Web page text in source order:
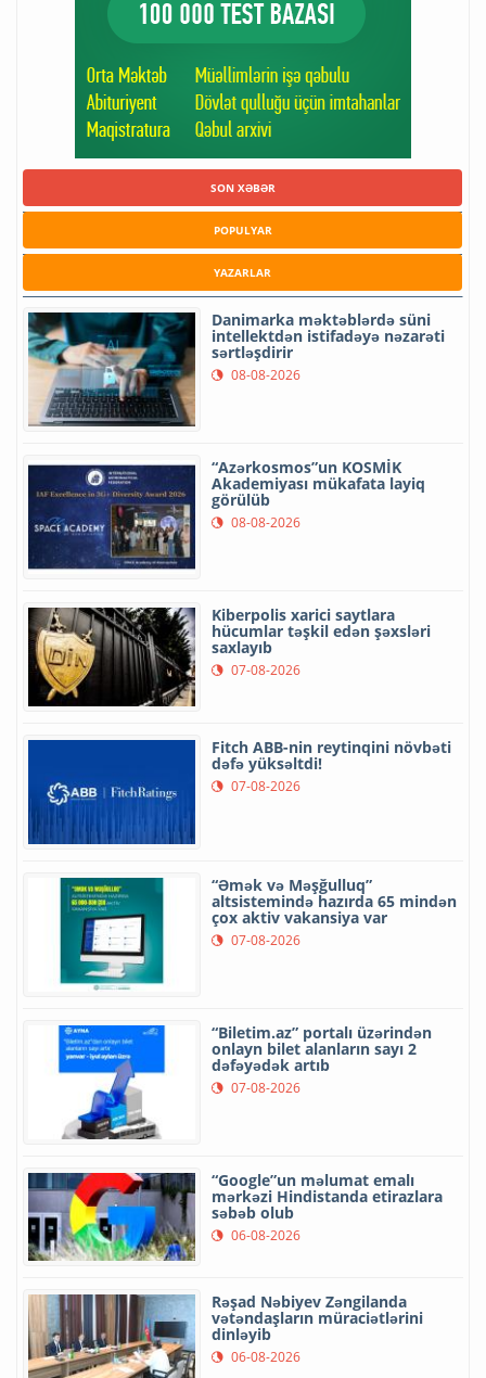
SON XƏBƏR
POPULYAR
YAZARLAR
Danimarka məktəblərdə süni
intellektdən istifadəyə nəzarəti
sərtləşdirir
08-08-2026
“Azərkosmos”un KOSMİK
Akademiyası mükafata layiq
görülüb
08-08-2026
Kiberpolis xarici saytlara
hücumlar təşkil edən şəxsləri
saxlayıb
07-08-2026
Fitch ABB-nin reytinqini növbəti
dəfə yüksəltdi!
07-08-2026
“Əmək və Məşğulluq”
altsistemində hazırda 65 mindən
çox aktiv vakansiya var
07-08-2026
“Biletim.az” portalı üzərindən
onlayn bilet alanların sayı 2
dəfəyədək artıb
07-08-2026
“Google”un məlumat emalı
mərkəzi Hindistanda etirazlara
səbəb olub
06-08-2026
Rəşad Nəbiyev Zəngilanda
vətəndaşların müraciətlərini
dinləyib
06-08-2026